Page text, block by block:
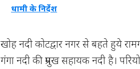
धामी के निर्देश
खोह नदी कोटद्वार नगर से बहते हुये
गंगा नदी की प्रमुख सहायक नदी है।